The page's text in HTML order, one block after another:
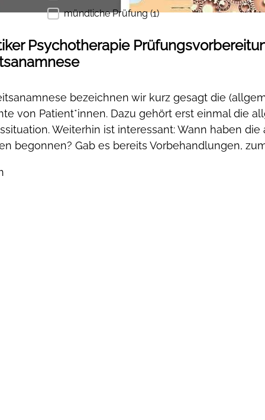
Psychotherapie
bezeichnen wir kurz gesagt die
von Patient*innen. Dazu gehört erst einmal die
Weiterhin ist interessant: Wann haben
begonnen? Gab es bereits Vorbehandlungen,
mündliche Prüfung(1)